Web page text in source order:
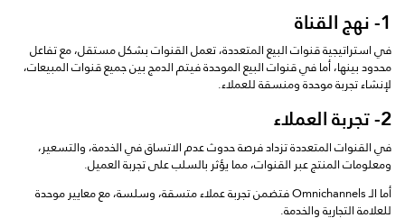
1- نهج القناة
في استراتيجية قنوات البيع المتعددة، تعمل القنوات بشكل مستقل، مع تفاعل
محدود بينها، أما في قنوات البيع الموحدة فيتم الدمج بين جميع قنوات المبيعات،
لإنشاء تجربة موحدة ومنسقة للعملاء.
2- تجربة العملاء
في القنوات المتعددة تزداد فرصة حدوث عدم الاتساق في الخدمة، والتسعير،
ومعلومات المنتج عبر القنوات، مما يؤثر بالسلب على تجربة العميل.
أما الـ Omnichannels فتضمن تجربة عملاء متسقة، وسلسة، مع معايير موحدة
للعلامة التجارية والخدمة.